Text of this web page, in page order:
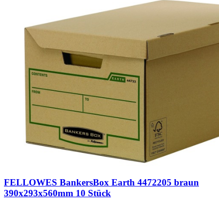
FELLOWES BankersBox Earth 4472205 braun
390x293x560mm 10 Stück